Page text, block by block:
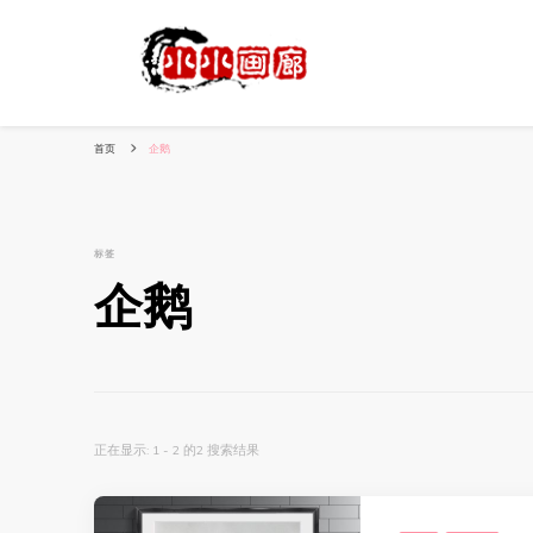
首页 企鹅
标签
企鹅
正在显示: 1 - 2 的2 搜索结果